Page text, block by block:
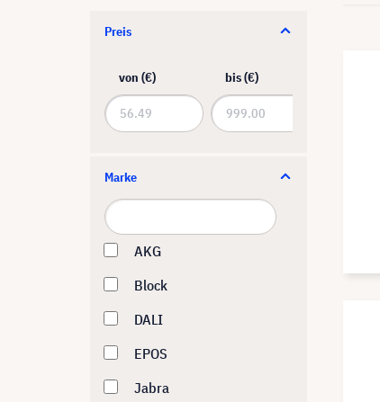
Preis
von (€) bis (€)
Marke
AKG
Block
DALI
EPOS
Jabra